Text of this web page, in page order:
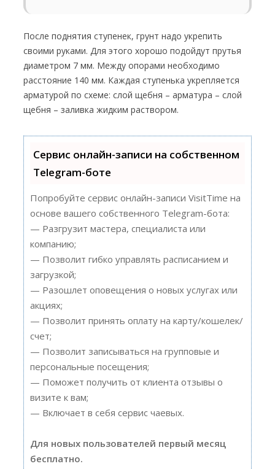
После поднятия ступенек, грунт надо укрепить
своими руками. Для этого хорошо подойдут прутья
диаметром 7 мм. Между опорами необходимо
расстояние 140 мм. Каждая ступенька укрепляется
арматурой по схеме: слой щебня – арматура – слой
щебня – заливка жидким раствором.
Сервис онлайн-записи на собственном
Telegram-боте
Попробуйте сервис онлайн-записи VisitTime на
основе вашего собственного Telegram-бота:
— Разгрузит мастера, специалиста или
компанию;
— Позволит гибко управлять расписанием и
загрузкой;
— Разошлет оповещения о новых услугах или
акциях;
— Позволит принять оплату на карту/кошелек/
счет;
— Позволит записываться на групповые и
персональные посещения;
— Поможет получить от клиента отзывы о
визите к вам;
— Включает в себя сервис чаевых.
Для новых пользователей первый месяц
бесплатно.